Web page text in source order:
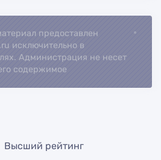
Loading...
предоставлен
исключительно в
Администрация не несет
содержимое
Высший рейтинг